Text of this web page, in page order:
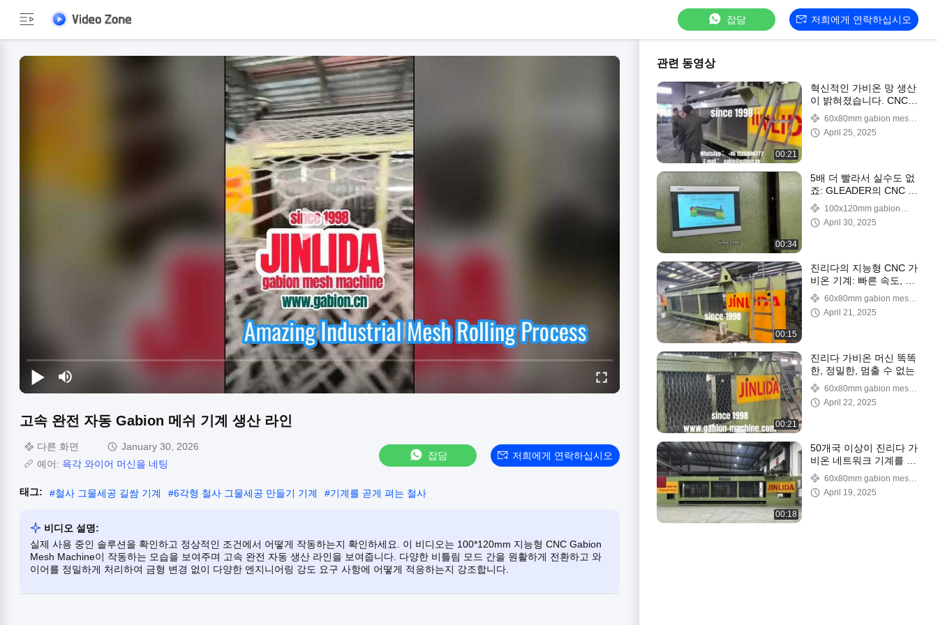
잡담 저희에게 연락하십시오
고속 완전 자동 Gabion 메쉬 기계 생산 라인
다른 화면
January 30, 2026
예어: 육각 와이어 머신을 네팅
잡담 저희에게 연락하십시오
태그: #철사 그물세공 길쌈 기계 #6각형 철사 그물세공 만들기 기계 #기계를 곧게 펴는 철사
비디오 설명:
실제 사용 중인 솔루션을 확인하고 정상적인 조건에서 어떻게 작동하는지 확인하세요. 이 비디오는 100*120mm 지능형 CNC Gabion
Mesh Machine이 작동하는 모습을 보여주며 고속 완전 자동 생산 라인을 보여줍니다. 다양한 비틀림 모드 간을 원활하게 전환하고 와
이어를 정밀하게 처리하여 금형 변경 없이 다양한 엔지니어링 강도 요구 사항에 어떻게 적응하는지 강조합니다.
관련 동영상
00:21
혁신적인 가비온 망 생산
이 밝혀졌습니다. CNC
자동화 및 엔지니어링 우
수성
60x80mm gabion mesh
machine
April 25, 2025
00:34
5배 더 빨라서 실수도 없
죠: GLEADER의 CNC 가
비온 기계가 어떻게 글로
벌 엔지니어링을 지배하
는지
100x120mm gabion
machine machine
April 30, 2025
00:15
진리다의 지능형 CNC 가
비온 기계: 빠른 속도, 정
확성, 그리고 비교할 수
없는 성능!
60x80mm gabion mesh
machine
April 21, 2025
00:21
진리다 가비온 머신 똑똑
한, 정밀한, 멈출 수 없는
60x80mm gabion mesh
machine
April 22, 2025
00:18
50개국 이상이 진리다 가
비온 네트워크 기계를 선
택합니다.
60x80mm gabion mesh
machine
April 19, 2025